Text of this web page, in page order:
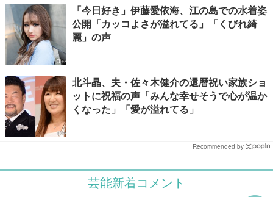
「今日好き」伊藤愛依海、江の島での水着姿
公開「カッコよさが溢れてる」「くびれ綺
麗」の声
北斗晶、夫・佐々木健介の還暦祝い家族ショ
ットに祝福の声「みんな幸せそうで心が温か
くなった」「愛が溢れてる」
Recommended by